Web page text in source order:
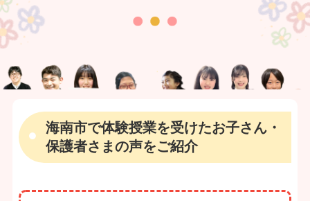
海南市で体験授業を受けたお子さん・
保護者さまの声をご紹介